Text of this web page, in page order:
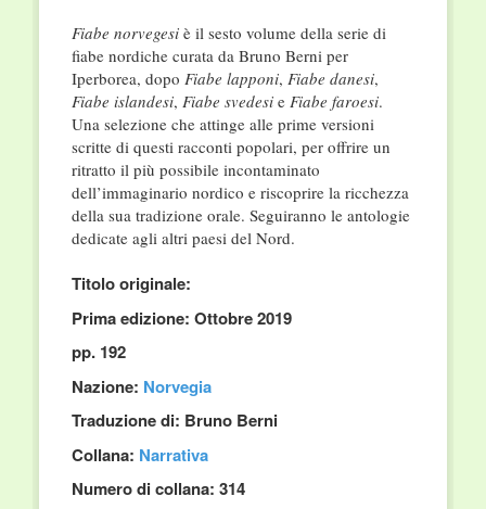
Fiabe norvegesi è il sesto volume della serie di
fiabe nordiche curata da Bruno Berni per
Iperborea, dopo Fiabe lapponi, Fiabe danesi,
Fiabe islandesi, Fiabe svedesi e Fiabe faroesi.
Una selezione che attinge alle prime versioni
scritte di questi racconti popolari, per offri­re un
ritratto il più possibile incontaminato
dell’immaginario nordico e riscoprire la ric­chezza
della sua tradizione orale. Seguiranno le antologie
dedicate agli altri paesi del Nord.
Titolo originale:
Prima edizione: Ottobre 2019
pp. 192
Nazione: Norvegia
Traduzione di: Bruno Berni
Collana: Narrativa
Numero di collana: 314